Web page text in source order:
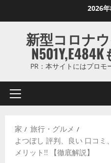
ス
ッ
2026
新型コロナ
PR：本サイトにはプロ
プ
マ
リ
メ
家
旅行・グルメ
よつぼし 評判、良い 口コミ
メリット!! 【徹底解説】